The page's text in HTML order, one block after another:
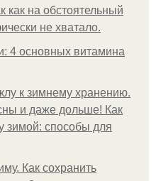
как на обстоятельный
не хватало.
4 основных витамина
к зимнему хранению.
и даже дольше! Как
зимой: способы для
Как сохранить